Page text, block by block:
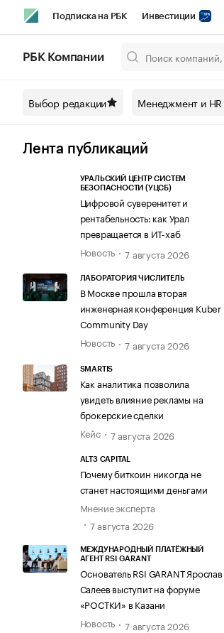
Подписка на РБК Инвестиции
Спецпроекты СПб Конференции
Технологии и медиа
РБК Компании
Выбор редакции Менеджмент и HR
Лента публикаций
УРАЛЬСКИЙ ЦЕНТР СИСТЕМ
БЕЗОПАСНОСТИ (УЦСБ)
Цифровой суверенитет и
рентабельность: как Урал
превращается в ИТ-хаб
Новость
7 августа 2026
ЛАБОРАТОРИЯ ЧИСЛИТЕЛЬ
В Москве прошла вторая
инженерная конференция Kuber
Community Day
Новость
7 августа 2026
SMARTIS
Как аналитика позволила
увидеть влияние рекламы на
брокерские сделки
Кейс
7 августа 2026
ALT3 CAPITAL
Почему биткоин никогда не
станет настоящими деньгами
Мнение эксперта
7 августа 2026
МЕЖДУНАРОДНЫЙ ПЛАТЁЖНЫЙ
АГЕНТ RSI GARANT
Основатель RSI GARANT Ярослав
Салеев выступит на форуме
«РОСТКИ» в Казани
Новость
7 августа 2026